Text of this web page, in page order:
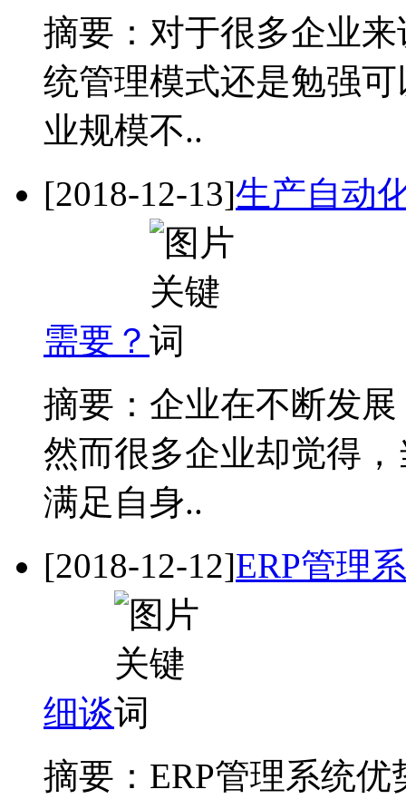
摘要：对于很多企业
统管理模式还是勉强
业规模不..
[2018-12-13]生产自动
需要？
摘要：企业在不断发
然而很多企业却觉得
满足自身..
[2018-12-12]ERP管理
细谈
摘要：ERP管理系统